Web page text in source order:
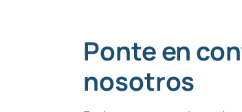
Ponte en
nosotros